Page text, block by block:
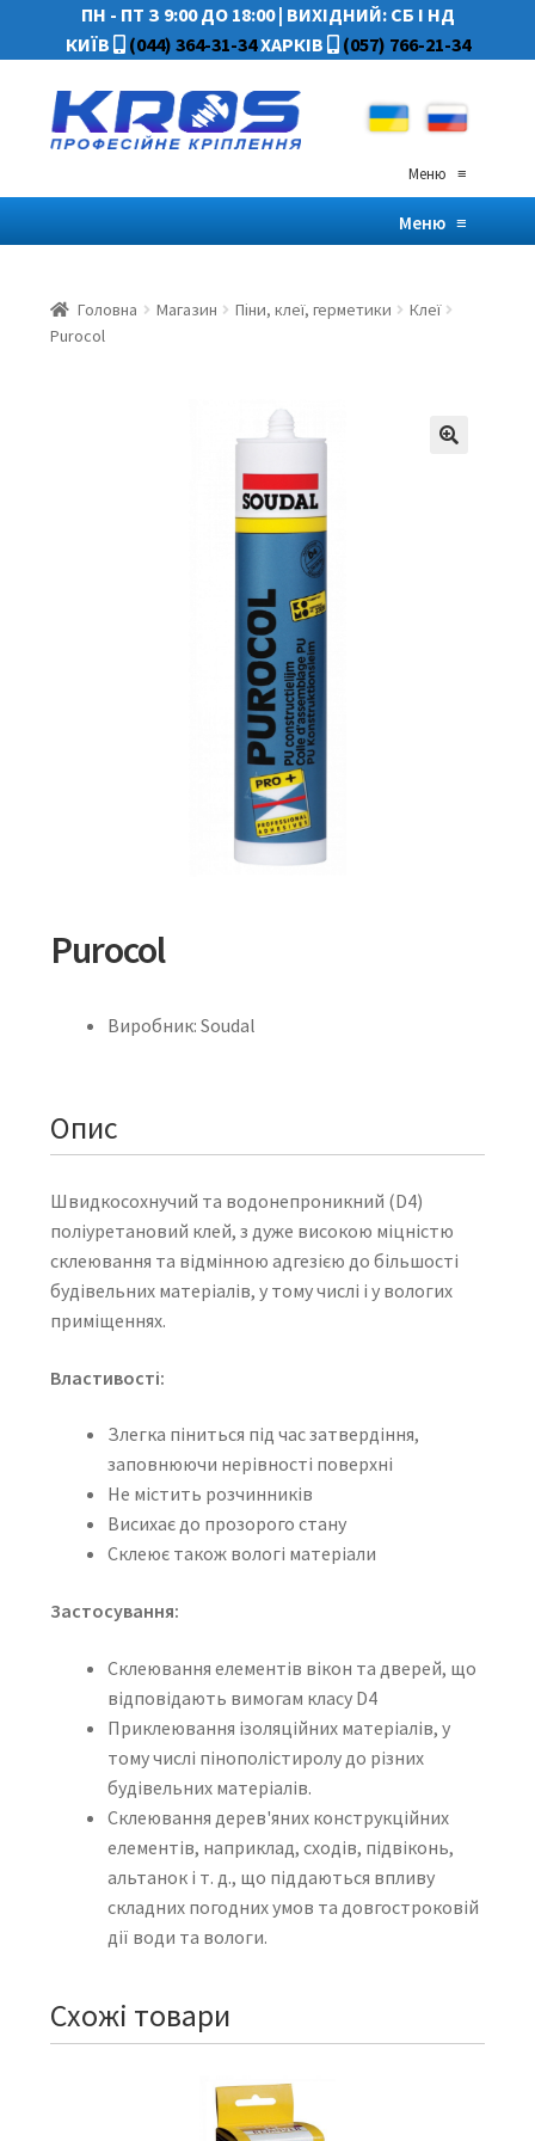
ПН - ПТ З 9:00 ДО 18:00| ВИХІДНИЙ: СБ І НД
КИЇВ
(044) 364-31-34ХАРКІВ (057) 766-21-34
Меню≡
Меню≡
Головна Магазин Піни, клеї, герметики
Клеї
Purocol
Purocol
Виробник: Soudal
Опис
Швидкосохнучий та водонепроникний (D4)
поліуретановий клей, з дуже високою міцністю
склеювання та відмінною адгезією до більшості
будівельних матеріалів, у тому числі і у вологих
приміщеннях.
Властивості:
Злегка піниться під час затвердіння,
заповнюючи нерівності поверхні
Не містить розчинників
Висихає до прозорого стану
Склеює також вологі матеріали
Застосування:
Склеювання елементів вікон та дверей, що
відповідають вимогам класу D4
Приклеювання ізоляційних матеріалів, у
тому числі пінополістиролу до різних
будівельних матеріалів.
Склеювання дерев'яних конструкційних
елементів, наприклад, сходів, підвіконь,
альтанок і т. д., що піддаються впливу
складних погодних умов та довгостроковій
дії води та вологи.
Схожі товари